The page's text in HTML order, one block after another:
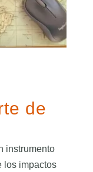
de
instrumento
los impactos